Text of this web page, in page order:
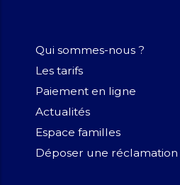
Qui sommes-nous ?
Les tarifs
Paiement en ligne
Actualités
Espace familles
Déposer une réclamation